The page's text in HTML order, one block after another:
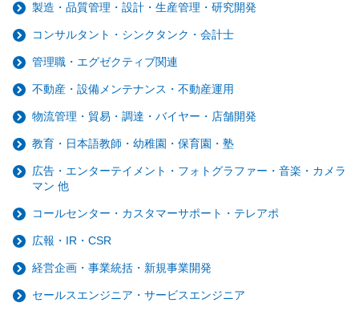
製造・品質管理・設計・生産管理・研究開発
コンサルタント・シンクタンク・会計士
管理職・エグゼクティブ関連
不動産・設備メンテナンス・不動産運用
物流管理・貿易・調達・バイヤー・店舗開発
教育・日本語教師・幼稚園・保育園・塾
広告・エンターテイメント・フォトグラファー・音楽・カメラ
マン 他
コールセンター・カスタマーサポート・テレアポ
広報・IR・CSR
経営企画・事業統括・新規事業開発
セールスエンジニア・サービスエンジニア